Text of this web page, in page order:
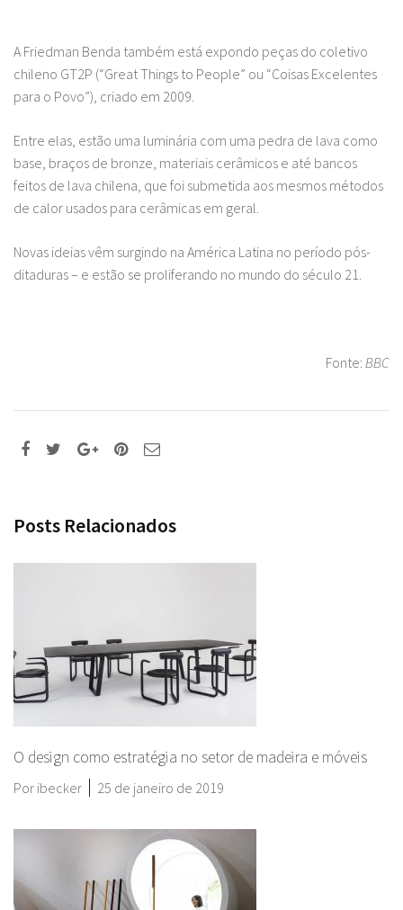
A Friedman Benda também está expondo peças do coletivo
chileno GT2P (“Great Things to People” ou “Coisas Excelentes
para o Povo”), criado em 2009.
Entre elas, estão uma luminária com uma pedra de lava como
base, braços de bronze, materiais cerâmicos e até bancos
feitos de lava chilena, que foi submetida aos mesmos métodos
de calor usados para cerâmicas em geral.
Novas ideias vêm surgindo na América Latina no período pós-
ditaduras – e estão se proliferando no mundo do século 21.
Fonte: BBC
Posts Relacionados
O design como estratégia no setor de madeira e móveis
Por ibecker 25 de janeiro de 2019